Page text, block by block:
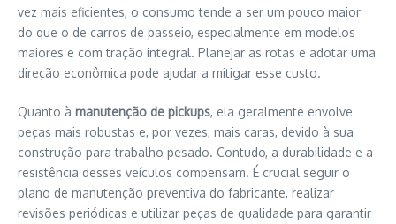
vez mais eficientes, o consumo tende a ser um pouco maior
do que o de carros de passeio, especialmente em modelos
maiores e com tração integral. Planejar as rotas e adotar uma
direção econômica pode ajudar a mitigar esse custo.
Quanto à manutenção de pickups, ela geralmente envolve
peças mais robustas e, por vezes, mais caras, devido à sua
construção para trabalho pesado. Contudo, a durabilidade e a
resistência desses veículos compensam. É crucial seguir o
plano de manutenção preventiva do fabricante, realizar
revisões periódicas e utilizar peças de qualidade para garantir